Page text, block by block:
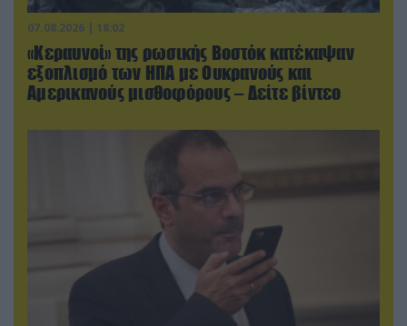
07.08.2026 | 18:02
«Κεραυνοί» της ρωσικής Βοστόκ κατέκαψαν
εξοπλισμό των ΗΠΑ με Ουκρανούς και
Αμερικανούς μισθοφόρους – Δείτε βίντεο